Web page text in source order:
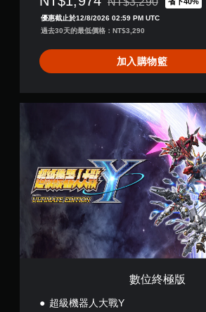
折扣前原價為NT$3,290
優惠截止於12/8/2026 02:59 PM UTC
過去30天的最低價格：NT$3,290
加入購物籃
數位終極版
超級機器人大戰Y